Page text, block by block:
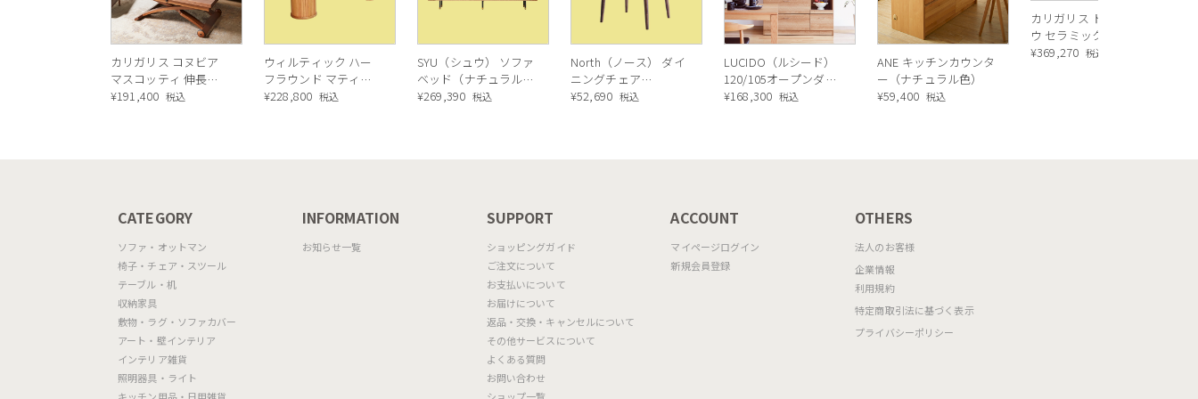
カリガリス コヌビア
マスコッティ 伸長・
昇降式テーブル ／
¥191,400 税込
ウィルティック ハー
フラウンド マティエ
ラ塗装 ダイニングテ
¥228,800 税込
SYU（シュウ） ソファ
ベッド（ナチュラル）
190cm
¥269,390 税込
North（ノース） ダイ
ニングチェア
AC02（ウォールナッ
¥52,690 税込
LUCIDO（ルシード）
120/105オープンダイ
ニングボード ナチュ
¥168,300 税込
ANE キッチンカウンタ
ー（ナチュラル色）
¥59,400 税込
カリガリス トウキョ
ウ セラミック ダイニ
ングテーブル ／
¥369,270 税込
CATEGORY
ソファ・オットマン
椅子・チェア・スツール
テーブル・机
収納家具
敷物・ラグ・ソファカバー
アート・壁インテリア
インテリア雑貨
照明器具・ライト
INFORMATION
お知らせ一覧
SUPPORT
ショッピングガイド
ご注文について
お支払いについて
お届けについて
返品・交換・キャンセルについて
その他サービスについて
よくある質問
お問い合わせ
ACCOUNT
マイページログイン
新規会員登録
OTHERS
法人のお客様
企業情報
利用規約
特定商取引法に基づく表示
プライバシーポリシー